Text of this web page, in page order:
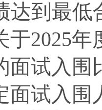
达到最低
于2025
面试入围
面试入围